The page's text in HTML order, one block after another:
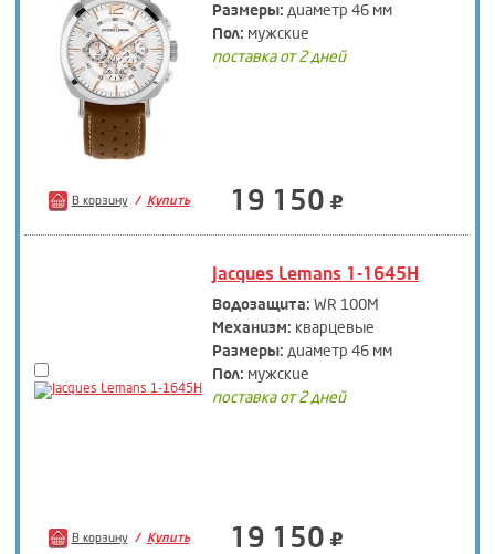
Размеры: диаметр 46 мм
Пол: мужские
поставка от 2 дней
В корзину Купить 19 150
Jacques Lemans 1-1645H
Водозащита: WR 100M
Механизм: кварцевые
Размеры: диаметр 46 мм
Пол: мужские
поставка от 2 дней
В корзину Купить 19 150